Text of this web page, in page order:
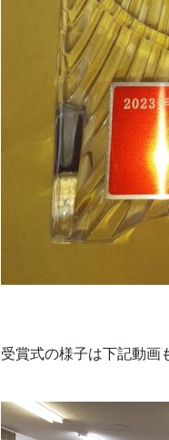
受賞式の様子は下記動画
動
画